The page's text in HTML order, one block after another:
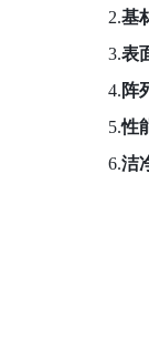
2.基
3.表
4.阵
5.性
6.洁